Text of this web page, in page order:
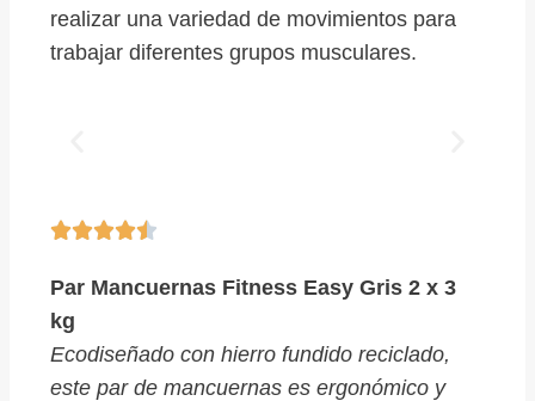
realizar una variedad de movimientos para
trabajar diferentes grupos musculares.

Par Mancuernas Fitness Easy Gris 2 x 3
kg
Ecodiseñado con hierro fundido reciclado,
este par de mancuernas es ergonómico y